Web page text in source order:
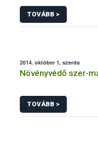
TOVÁBB >
2014. október 1, szerda
Növényvédő szer-
TOVÁBB >